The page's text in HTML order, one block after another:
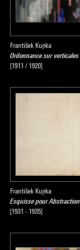
František Kupka
Ordonnance sur verticales
[1911 / 1920]
František Kupka
Esquisse pour Abstraction
[1931 - 1935]